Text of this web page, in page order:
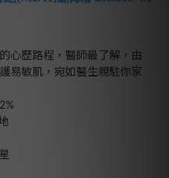
心歷路程，醫師最了解，由
易敏肌，宛如醫生親駐你家